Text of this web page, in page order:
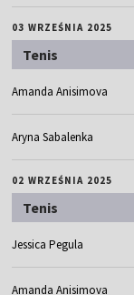
03 WRZEŚNIA 2025
Tenis
Amanda Anisimova
Aryna Sabalenka
02 WRZEŚNIA 2025
Tenis
Jessica Pegula
Amanda Anisimova